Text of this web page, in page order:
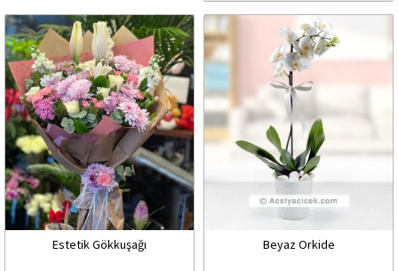
Estetik Gökkuşağı Beyaz Orkide